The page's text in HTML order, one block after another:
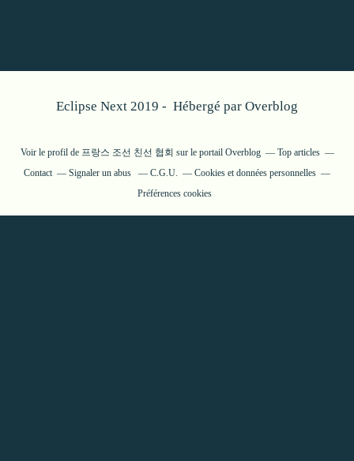
Eclipse Next 2019 - Hébergé par Overblog
Voir le profil de 프랑스 조선 친선 협회 sur le portail Overblog
Top articles
Contact
Signaler un abus C.G.U.
Cookies et données personnelles
Préférences cookies